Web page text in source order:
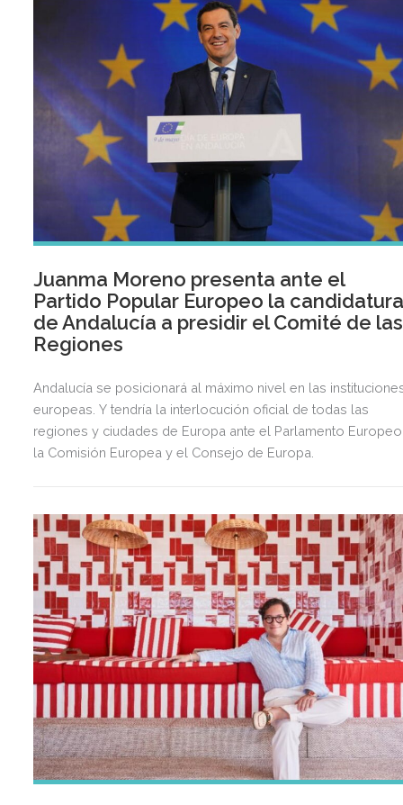
Juanma Moreno presenta ante el
Partido Popular Europeo la
de Andalucía a presidir el Comité de las
Regiones
Andalucía se posicionará al máximo nivel en las
europeas. Y tendría la interlocución oficial de todas las
regiones y ciudades de Europa ante el Parlamento
la Comisión Europea y el Consejo de Europa.